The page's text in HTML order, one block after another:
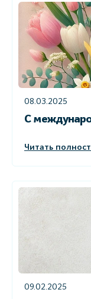
08.03.2025
С
Читать
09.02.2025